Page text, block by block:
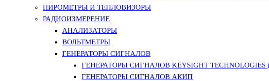
ПИРОМЕТРЫ И ТЕПЛОВИЗОРЫ
РАДИОИЗМЕРЕНИЕ
АНАЛИЗАТОРЫ
ВОЛЬТМЕТРЫ
ГЕНЕРАТОРЫ СИГНАЛОВ
ГЕНЕРАТОРЫ СИГНАЛОВ KEYSIGHT TECHNOLOGIES
ГЕНЕРАТОРЫ СИГНАЛОВ АКИП